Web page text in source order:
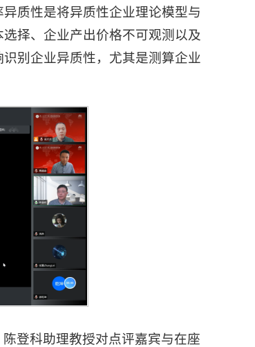
质性是将异质性企业理论模型与
择、企业产出价格不可观测以及
别企业异质性，尤其是测算企业
登科助理教授对点评嘉宾与在座